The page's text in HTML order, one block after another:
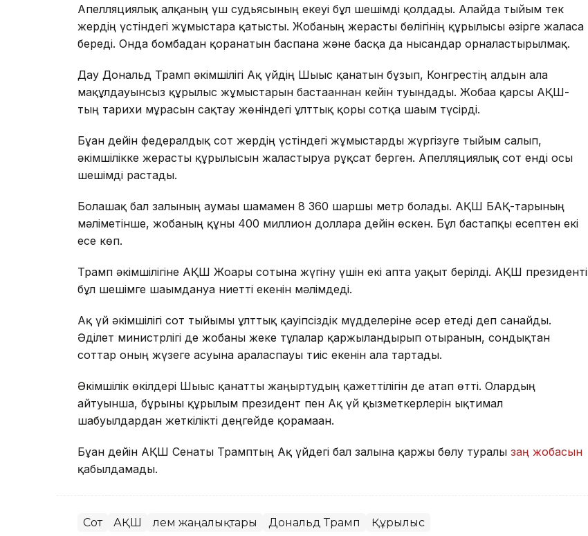
Апелляциялық алқаның үш судьясының екеуі бұл шешімді қолдады. Алайда тыйым тек
жердің үстіндегі жұмыстарға қатысты. Жобаның жерасты бөлігінің құрылысы әзірге жалғаса
береді. Онда бомбадан қорғанатын баспана және басқа да нысандар орналастырылмақ.
Дау Дональд Трамп әкімшілігі Ақ үйдің Шығыс қанатын бұзып, Конгрестің алдын ала
мақұлдауынсыз құрылыс жұмыстарын бастағаннан кейін туындады. Жобаға қарсы АҚШ-
тың тарихи мұрасын сақтау жөніндегі ұлттық қоры сотқа шағым түсірді.
Бұған дейін федералдық сот жердің үстіндегі жұмыстарды жүргізуге тыйым салып,
әкімшілікке жерасты құрылысын жалғастыруға рұқсат берген. Апелляциялық сот енді осы
шешімді растады.
Болашақ бал залының аумағы шамамен 8 360 шаршы метр болады. АҚШ БАҚ-тарының
мәліметінше, жобаның құны 400 миллион долларға дейін өскен. Бұл бастапқы есептен екі
есе көп.
Трамп әкімшілігіне АҚШ Жоғарғы сотына жүгіну үшін екі апта уақыт берілді. АҚШ президенті
бұл шешімге шағымдануға ниетті екенін мәлімдеді.
Ақ үй әкімшілігі сот тыйымы ұлттық қауіпсіздік мүдделеріне әсер етеді деп санайды.
Әділет министрлігі де жобаны жеке тұлғалар қаржыландырып отырғанын, сондықтан
соттар оның жүзеге асуына араласпауы тиіс екенін алға тартады.
Әкімшілік өкілдері Шығыс қанатты жаңғыртудың қажеттілігін де атап өтті. Олардың
айтуынша, бұрынғы құрылым президент пен Ақ үй қызметкерлерін ықтимал
шабуылдардан жеткілікті деңгейде қорғамаған.
Бұған дейін АҚШ Сенаты Трамптың Ақ үйдегі бал залына қаржы бөлу туралы заң жобасын
қабылдамады.
Сот АҚШ Әлем жаңалықтары Дональд Трамп Құрылыс